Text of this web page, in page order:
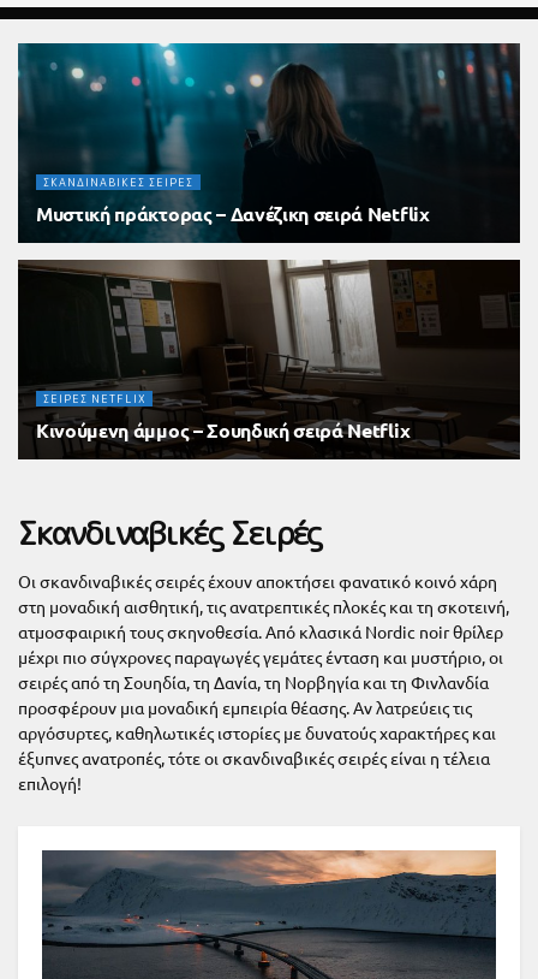
ΣΚΑΝΔΙΝΑΒΙΚΈΣ ΣΕΙΡΈΣ
Μυστική πράκτορας – Δανέζικη σειρά Netflix
ΣΕΙΡΈΣ NETFLIX
Κινούμενη άμμος – Σουηδική σειρά Netflix
Σκανδιναβικές Σειρές
Οι σκανδιναβικές σειρές έχουν αποκτήσει φανατικό κοινό χάρη
στη μοναδική αισθητική, τις ανατρεπτικές πλοκές και τη σκοτεινή,
ατμοσφαιρική τους σκηνοθεσία. Από κλασικά Nordic noir θρίλερ
μέχρι πιο σύγχρονες παραγωγές γεμάτες ένταση και μυστήριο, οι
σειρές από τη Σουηδία, τη Δανία, τη Νορβηγία και τη Φινλανδία
προσφέρουν μια μοναδική εμπειρία θέασης. Αν λατρεύεις τις
αργόσυρτες, καθηλωτικές ιστορίες με δυνατούς χαρακτήρες και
έξυπνες ανατροπές, τότε οι σκανδιναβικές σειρές είναι η τέλεια
επιλογή!